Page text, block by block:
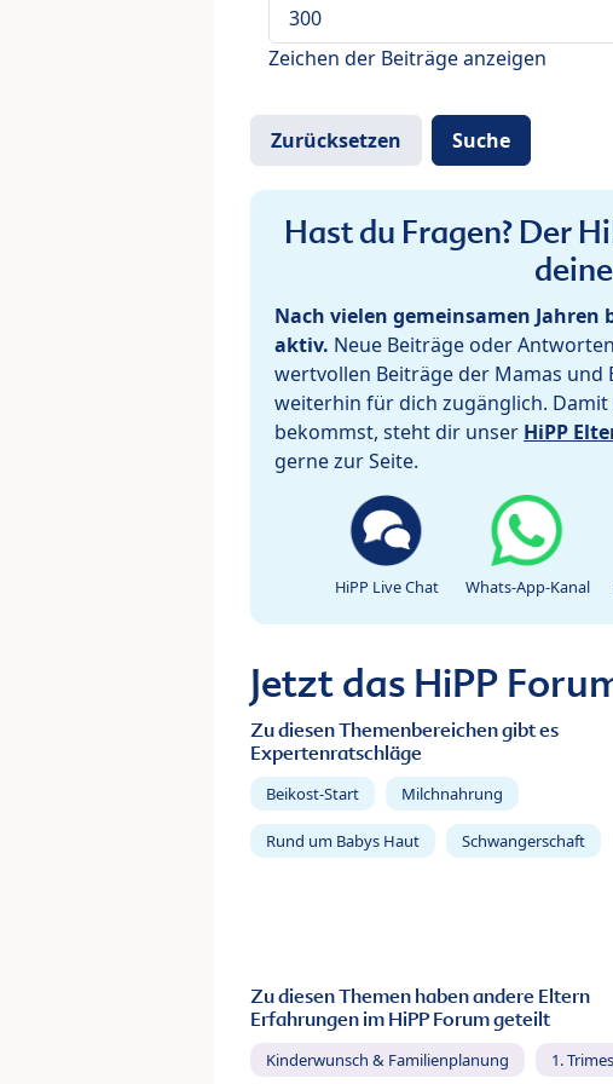
Zeichen der Beiträge anzeigen
Hast du Fragen? Der
Nach vielen gemeinsamen
aktiv. Neue Beiträge oder
wertvollen Beiträge der Mamas und
weiterhin für dich zugänglich.
bekommst, steht dir unser HiPP
gerne zur Seite.
HiPP Live Chat Whats-App-Kanal
Jetzt das HiPP
Zu diesen Themenbereichen gibt es
Expertenratschläge
Beikost-Start Milchnahrung
Rund um Babys Haut Schwangerschaft
Zu diesen Themen haben andere Eltern
Erfahrungen im HiPP Forum geteilt
Kinderwunsch & Familienplanung 1.